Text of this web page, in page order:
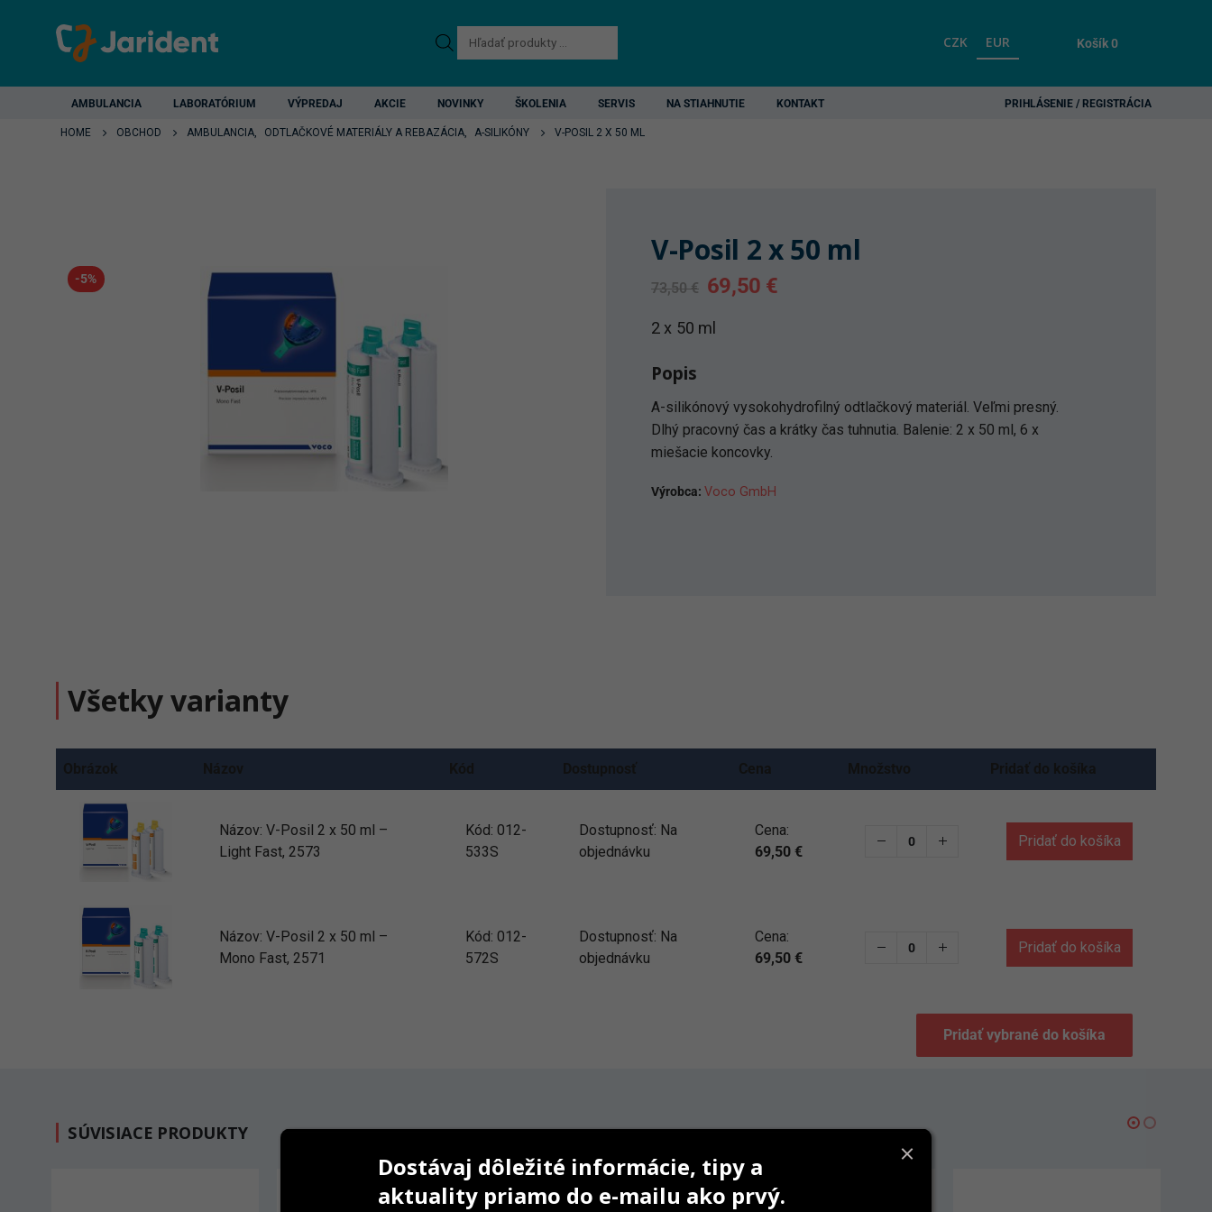
Products
search
CZK EUR Košík0
AMBULANCIA LABORATÓRIUM VÝPREDAJ AKCIE NOVINKY ŠKOLENIA SERVIS NA STIAHNUTIE KONTAKT PRIHLÁSENIE / REGISTRÁCIA
HOME OBCHOD AMBULANCIA, ODTLAČKOVÉ MATERIÁLY A REBAZÁCIA, A-SILIKÓNY V-POSIL 2 X 50 ML
-5%
V-Posil 2 x 50 ml
73,50€ Original
was:
69,50 €Current
2 x 50 ml
Popis
A-silikónový vysokohydrofilný odtlačkový materiál. Veľmi presný.
Dlhý pracovný čas a krátky čas tuhnutia. Balenie: 2 x 50 ml, 6 x
miešacie koncovky.
Výrobca: Voco GmbH
Všetky varianty
Obrázok Názov Kód Dostupnosť Cena Množstvo Pridať do košíka
Názov: V-Posil 2 x 50 ml –
Light Fast, 2573
Kód: 012-
533S
Dostupnosť: Na
objednávku
Cena:
69,50 €
Pridať do košíka
Názov: V-Posil 2 x 50 ml –
Mono Fast, 2571
Kód: 012-
572S
Dostupnosť: Na
objednávku
Cena:
69,50 €
Pridať do košíka
Pridať vybrané do košíka
SÚVISIACE PRODUKTY
Dostávaj dôležité informácie, tipy a
aktuality priamo do e-mailu ako prvý.